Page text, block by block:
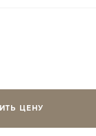
ЦЕНУ